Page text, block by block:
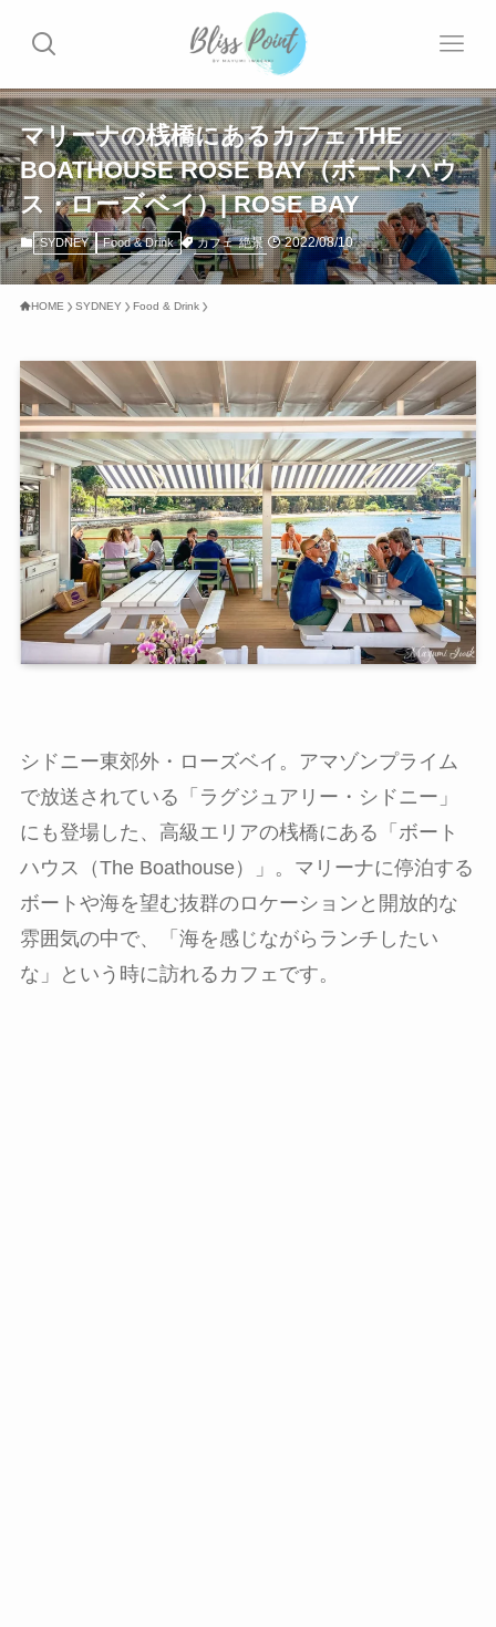
マリーナの桟橋にあるカフェ THE
BOATHOUSE ROSE BAY（ボートハウ
ス・ローズベイ）| ROSE BAY
SYDNEY Food & Drink カフェ 絶景 2022/08/10
HOME SYDNEY Food & Drink
シドニー東郊外・ローズベイ。アマゾンプライム
で放送されている「ラグジュアリー・シドニー」
にも登場した、高級エリアの桟橋にある「ボート
ハウス（The Boathouse）」。マリーナに停泊する
ボートや海を望む抜群のロケーションと開放的な
雰囲気の中で、「海を感じながらランチしたい
な」という時に訪れるカフェです。